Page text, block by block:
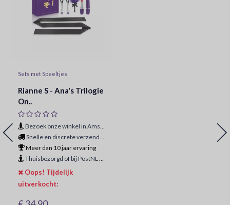
Sets met Speeltjes
Rianne S - Ana's Trilogie
On..
Bezoek onze winkel in Amsterdam
Snelle en discrete verzending
Meer dan 10 jaar ervaring
Thuisbezorgd of bij PostNL ophaalpunt
Oops! Tijdelijk
uitverkocht: